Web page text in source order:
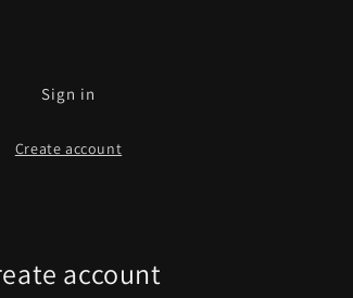
Sign in
Create account
account